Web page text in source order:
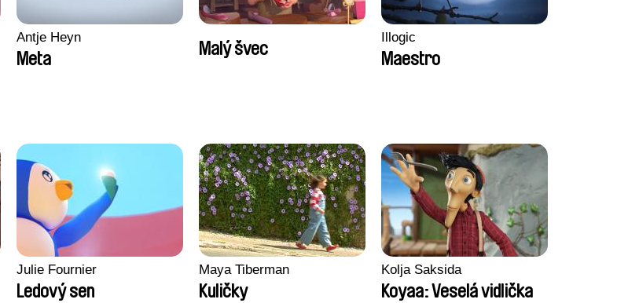
Antje Heyn
Meta
Malý švec
Illogic
Maestro
Julie Fournier
Ledový sen
Maya Tiberman
Kuličky
Kolja Saksida
Koyaa: Veselá vidlička